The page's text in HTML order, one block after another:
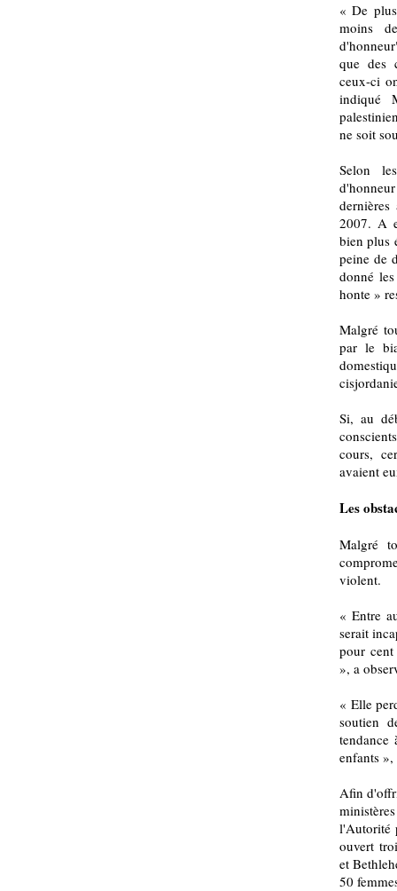
« De
moins
que des
ceux-ci
indiqué
ne soit
Selon
2007. A
bien plus
peine de
donné
honte »
Malgré
par le
Si, au
cours,
avaient
Les
Malgré
violent.
« Entre
serait
pour cent
», a
« Elle
soutien
tendance
enfants
Afin
l'Autorité
ouvert
et
50